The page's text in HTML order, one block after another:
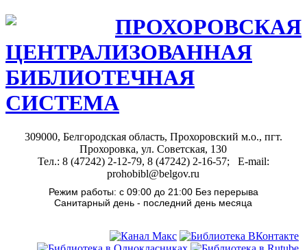
ПРОХОРОВСКАЯ
ЦЕНТРАЛИЗОВАННАЯ
БИБЛИОТЕЧНАЯ
СИСТЕМА
309000, Белгородская область, Прохоровский м.о., пгт.
Прохоровка, ул. Советская, 130
Тел.: 8 (47242) 2-12-79, 8 (47242) 2-16-57; E-mail:
prohobibl@belgov.ru
Режим работы: с 09:00 до 21:00 Без перерыва
Санитарный день - последний день месяца